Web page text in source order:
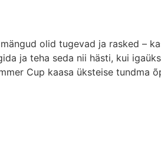
olid tugevad ja rasked –
ja teha seda nii hästi, kui
Cup kaasa üksteise tundma